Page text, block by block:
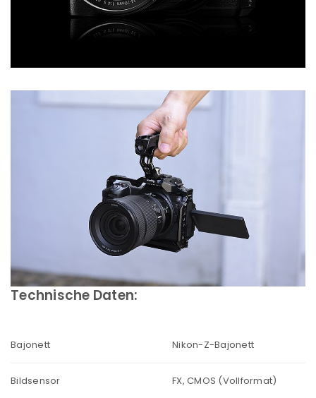
Technische Daten:
Bajonett Nikon-Z-Bajonett
Bildsensor FX, CMOS (Vollformat)